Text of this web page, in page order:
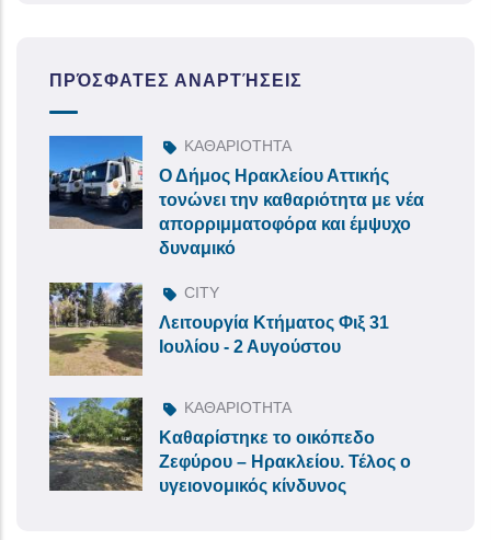
ΠΡΌΣΦΑΤΕΣ ΑΝΑΡΤΉΣΕΙΣ
ΚΑΘΑΡΙΟΤΗΤΑ
Ο Δήμος Ηρακλείου Αττικής
τονώνει την καθαριότητα με νέα
απορριμματοφόρα και έμψυχο
δυναμικό
CITY
Λειτουργία Κτήματος Φιξ 31
Ιουλίου - 2 Αυγούστου
ΚΑΘΑΡΙΟΤΗΤΑ
Καθαρίστηκε το οικόπεδο
Ζεφύρου – Ηρακλείου. Τέλος ο
υγειονομικός κίνδυνος